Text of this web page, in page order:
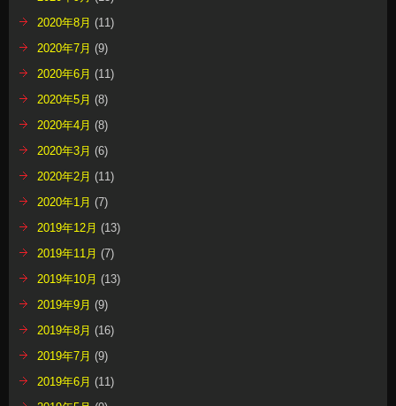
2020年8月 (11)
2020年7月 (9)
2020年6月 (11)
2020年5月 (8)
2020年4月 (8)
2020年3月 (6)
2020年2月 (11)
2020年1月 (7)
2019年12月 (13)
2019年11月 (7)
2019年10月 (13)
2019年9月 (9)
2019年8月 (16)
2019年7月 (9)
2019年6月 (11)